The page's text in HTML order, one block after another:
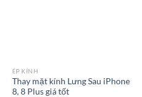
ÉP KÍNH
Thay mặt kính Lưng Sau iPhone
8, 8 Plus giá tốt